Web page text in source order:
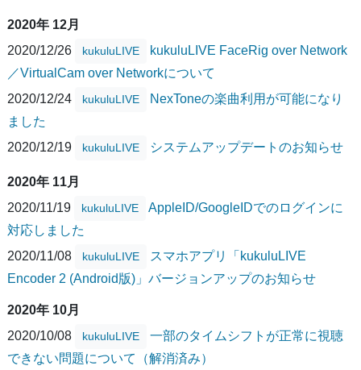
2020年 12月
2020/12/26
kukuluLIVE
kukuluLIVE FaceRig over Network
／VirtualCam over Networkについて
2020/12/24
kukuluLIVE
NexToneの楽曲利用が可能になり
ました
2020/12/19
kukuluLIVE システムアップデートのお知らせ
2020年 11月
2020/11/19
kukuluLIVE
AppleID/GoogleIDでのログインに
対応しました
2020/11/08
kukuluLIVE
スマホアプリ「kukuluLIVE
Encoder 2 (Android版)」バージョンアップのお知らせ
2020年 10月
2020/10/08
kukuluLIVE
一部のタイムシフトが正常に視聴
できない問題について（解消済み）